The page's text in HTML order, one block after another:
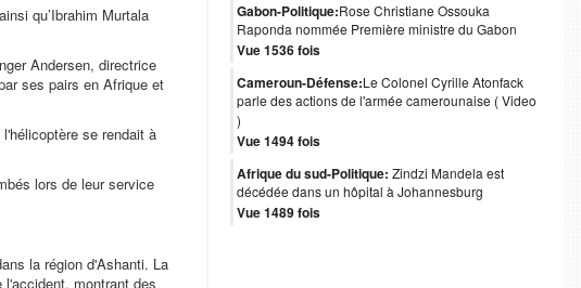
qu’Ibrahim Murtala
Andersen, directrice
ses pairs en Afrique et
se rendait à
lors de leur service
la région d'Ashanti. La
montrant des
Gabon-Politique:Rose Christiane Ossouka
Raponda nommée Première ministre du Gabon
Vue 1536 fois
Cameroun-Défense:Le Colonel Cyrille Atonfack
parle des actions de l'armée camerounaise ( Video
)
Vue 1494 fois
Afrique du sud-Politique: Zindzi Mandela est
décédée dans un hôpital à Johannesburg
Vue 1489 fois